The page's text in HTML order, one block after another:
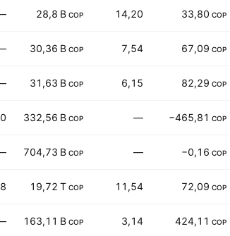
28,8 B COP 14,20 33,80 COP
30,36 B COP 7,54 67,09 COP
31,63 B COP 6,15 82,29 COP
332,56 B COP — −465,81 COP
704,73 B COP — −0,16 COP
19,72 T COP 11,54 72,09 COP
163,11 B COP 3,14 424,11 COP